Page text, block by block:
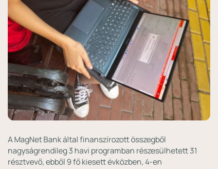
A MagNet Bank által finanszírozott összegből
nagyságrendileg 3 havi programban részesülhetett 31
résztvevő, ebből 9 fő kiesett évközben, 4-en